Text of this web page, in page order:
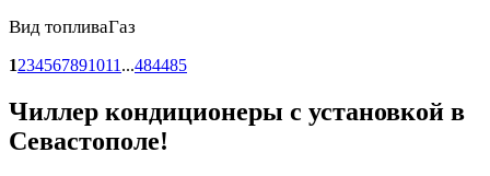
Вид топливаГаз
1234567891011 ...484485
Чиллер кондиционеры с установкой в
Севастополе!